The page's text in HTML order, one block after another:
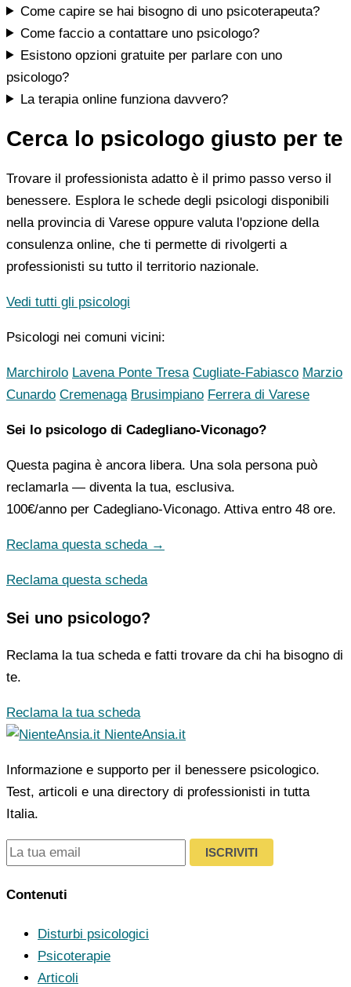
Come capire se hai bisogno di uno psicoterapeuta?
Come faccio a contattare uno psicologo?
Esistono opzioni gratuite per parlare con uno
psicologo?
La terapia online funziona davvero?
Cerca lo psicologo giusto per te
Trovare il professionista adatto è il primo passo verso il
benessere. Esplora le schede degli psicologi disponibili
nella provincia di Varese oppure valuta l'opzione della
consulenza online, che ti permette di rivolgerti a
professionisti su tutto il territorio nazionale.
Vedi tutti gli psicologi
Psicologi nei comuni vicini:
Marchirolo Lavena Ponte Tresa Cugliate-Fabiasco Marzio
Cunardo Cremenaga Brusimpiano Ferrera di Varese
Sei lo psicologo di Cadegliano-Viconago?
Questa pagina è ancora libera. Una sola persona può
reclamarla — diventa la tua, esclusiva.
100€/anno per Cadegliano-Viconago. Attiva entro 48 ore.
Reclama questa scheda →
Reclama questa scheda
Sei uno psicologo?
Reclama la tua scheda e fatti trovare da chi ha bisogno di
te.
Reclama la tua scheda
NienteAnsia.it
Informazione e supporto per il benessere psicologico.
Test, articoli e una directory di professionisti in tutta
Italia.
ISCRIVITI
Contenuti
Disturbi psicologici
Psicoterapie
Articoli